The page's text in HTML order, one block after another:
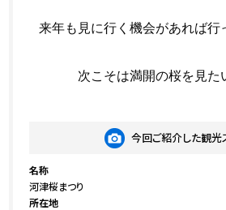
来年も見に行く機会があれば行
次こそは満開の桜を見た
今回ご紹介した観光
名称
河津桜まつり
所在地